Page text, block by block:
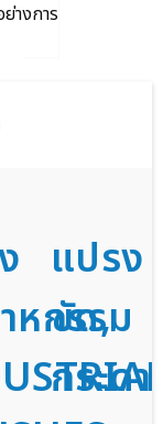
างการ
หกรรม
แปรง
ขัด,
กระด